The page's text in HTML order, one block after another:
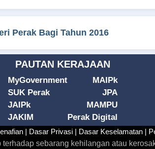
Perak Bagi Tahun 2016
PAUTAN KERAJAAN
MyGovernment
SUK Perak
JAIPk
JAKIM
MAIPk
JPA
MAMPU
Perak Digital
| Dasar Privasi | Dasar Keselamatan |
sebarang kehilangan atau